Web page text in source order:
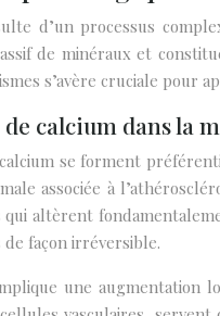
d’un processus
de minéraux et
s’avère cruciale pour
calcium dans la
se forment
associée à
altèrent
façon irréversible.
une